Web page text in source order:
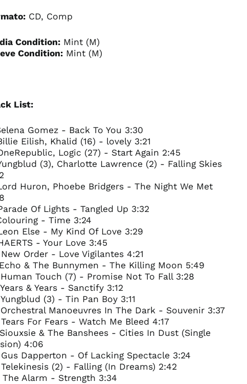
CD, Comp
Condition:Mint (M)
Condition:Mint (M)
List:
Gomez - Back To You 3:30
Eilish, Khalid (16) - lovely 3:21
Logic (27) - Start Again 2:45
(3), Charlotte Lawrence (2) - Falling Skies
Huron, Phoebe Bridgers - The Night We Met
Of Lights - Tangled Up 3:32
- Time 3:24
Else - My Kind Of Love 3:29
- Your Love 3:45
New Order - Love Vigilantes 4:21
Echo & The Bunnymen - The Killing Moon 5:49
Human Touch (7) - Promise Not To Fall 3:28
& Years - Sanctify 3:12
(3) - Tin Pan Boy 3:11
Orchestral Manoeuvres In The Dark - Souvenir 3:37
Tears For Fears - Watch Me Bleed 4:17
Siouxsie & The Banshees - Cities In Dust (Single
4:06
Gus Dapperton - Of Lacking Spectacle 3:24
Telekinesis (2) - Falling (In Dreams) 2:42
The Alarm - Strength 3:34